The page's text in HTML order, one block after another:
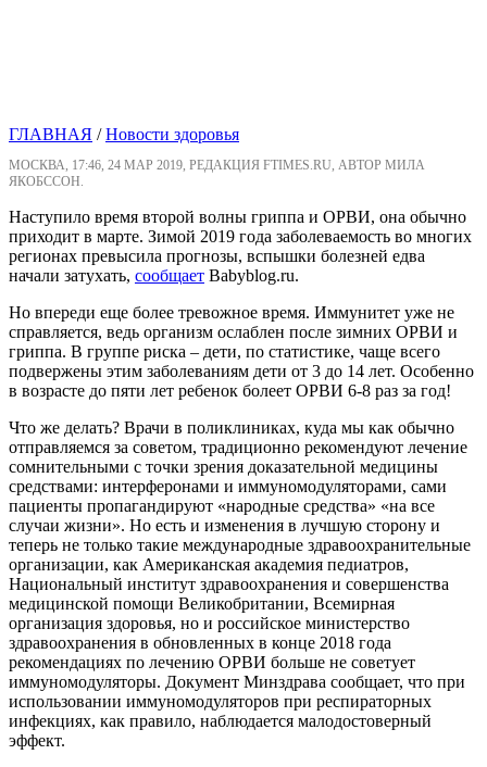
ГЛАВНАЯ /Новости здоровья
МОСКВА, 17:46, 24 МАР 2019, РЕДАКЦИЯ FTIMES.RU, АВТОР МИЛА
ЯКОБССОН.
Наступило время второй волны гриппа и ОРВИ, она обычно
приходит в марте. Зимой 2019 года заболеваемость во многих
регионах превысила прогнозы, вспышки болезней едва
начали затухать, сообщает Babyblog.ru.
Но впереди еще более тревожное время. Иммунитет уже не
справляется, ведь организм ослаблен после зимних ОРВИ и
гриппа. В группе риска – дети, по статистике, чаще всего
подвержены этим заболеваниям дети от 3 до 14 лет. Особенно
в возрасте до пяти лет ребенок болеет ОРВИ 6-8 раз за год!
Что же делать? Врачи в поликлиниках, куда мы как обычно
отправляемся за советом, традиционно рекомендуют лечение
сомнительными с точки зрения доказательной медицины
средствами: интерферонами и иммуномодуляторами, сами
пациенты пропагандируют «народные средства» «на все
случаи жизни». Но есть и изменения в лучшую сторону и
теперь не только такие международные здравоохранительные
организации, как Американская академия педиатров,
Национальный институт здравоохранения и совершенства
медицинской помощи Великобритании, Всемирная
организация здоровья, но и российское министерство
здравоохранения в обновленных в конце 2018 года
рекомендациях по лечению ОРВИ больше не советует
иммуномодуляторы. Документ Минздрава сообщает, что при
использовании иммуномодуляторов при респираторных
инфекциях, как правило, наблюдается малодостоверный
эффект.